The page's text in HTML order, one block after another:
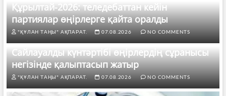
Құрылтай-2026: теледебаттан кейін
партиялар өңірлерге қайта оралды
"ҚҰЛАН ТАҢЫ" АҚПАРАТ. 07.08.2026 NO COMMENTS
Сайлауалды күнтәртібі өңірлердің сұранысы
негізінде қалыптасып жатыр
"ҚҰЛАН ТАҢЫ" АҚПАРАТ. 07.08.2026 NO COMMENTS